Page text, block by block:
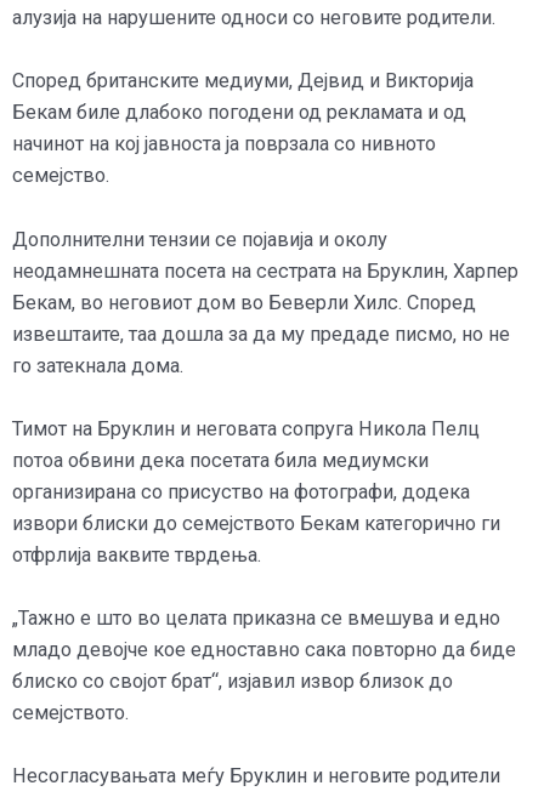
алузија на нарушените односи со неговите родители.
Според британските медиуми, Дејвид и Викторија
Бекам биле длабоко погодени од рекламата и од
начинот на кој јавноста ја поврзала со нивното
семејство.
Дополнителни тензии се појавија и околу
неодамнешната посета на сестрата на Бруклин, Харпер
Бекам, во неговиот дом во Беверли Хилс. Според
извештаите, таа дошла за да му предаде писмо, но не
го затекнала дома.
Тимот на Бруклин и неговата сопруга Никола Пелц
потоа обвини дека посетата била медиумски
организирана со присуство на фотографи, додека
извори блиски до семејството Бекам категорично ги
отфрлија ваквите тврдења.
„Тажно е што во целата приказна се вмешува и едно
младо девојче кое едноставно сака повторно да биде
блиско со својот брат“, изјавил извор близок до
семејството.
Несогласувањата меѓу Бруклин и неговите родители